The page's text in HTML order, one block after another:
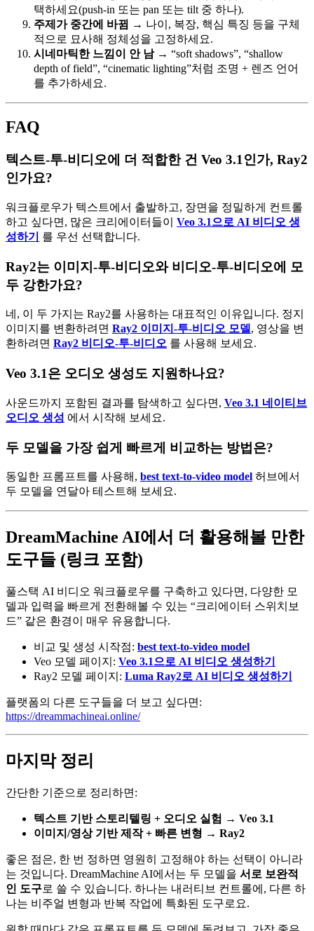
택하세요(push-in 또는 pan 또는 tilt 중 하나).
주제가 중간에 바뀜 → 나이, 복장, 핵심 특징 등을 구체
적으로 묘사해 정체성을 고정하세요.
시네마틱한 느낌이 안 남→ “soft shadows”, “shallow
depth of field”, “cinematic lighting”처럼 조명 + 렌즈 언어
를 추가하세요.
FAQ
텍스트-투-비디오에 더 적합한 건 Veo 3.1인가, Ray2
인가요?
워크플로우가 텍스트에서 출발하고, 장면을 정밀하게 컨트롤
하고 싶다면, 많은 크리에이터들이 Veo 3.1으로 AI 비디오 생
성하기
를 우선 선택합니다.
Ray2는 이미지-투-비디오와 비디오-투-비디오에 모
두 강한가요?
네, 이 두 가지는 Ray2를 사용하는 대표적인 이유입니다. 정지
이미지를 변환하려면 Ray2 이미지-투-비디오 모델 , 영상을 변
환하려면 Ray2 비디오-투-비디오 를 사용해 보세요.
Veo 3.1은 오디오 생성도 지원하나요?
사운드까지 포함된 결과를 탐색하고 싶다면, Veo 3.1 네이티브
오디오 생성 에서 시작해 보세요.
두 모델을 가장 쉽게 빠르게 비교하는 방법은?
동일한 프롬프트를 사용해, best text-to-video model 허브에서
두 모델을 연달아 테스트해 보세요.
DreamMachine AI에서 더 활용해볼 만한
도구들 (링크 포함)
풀스택 AI 비디오 워크플로우를 구축하고 있다면, 다양한 모
델과 입력을 빠르게 전환해볼 수 있는 “크리에이터 스위치보
드” 같은 환경이 매우 유용합니다.
비교 및 생성 시작점: best text-to-video model
Veo 모델 페이지: Veo 3.1으로 AI 비디오 생성하기
Ray2 모델 페이지: Luma Ray2로 AI 비디오 생성하기
플랫폼의 다른 도구들을 더 보고 싶다면:
https://dreammachineai.online/
마지막 정리
간단한 기준으로 정리하면:
텍스트 기반 스토리텔링 + 오디오 실험 → Veo 3.1
이미지/영상 기반 제작 + 빠른 변형 → Ray2
좋은 점은, 한 번 정하면 영원히 고정해야 하는 선택이 아니라
는 것입니다. DreamMachine AI에서는 두 모델을 서로 보완적
인 도구로 쓸 수 있습니다. 하나는 내러티브 컨트롤에, 다른 하
나는 비주얼 변형과 반복 작업에 특화된 도구로요.